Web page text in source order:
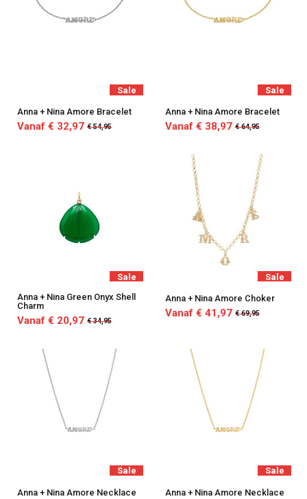
Sale
Anna + Nina Amore Bracelet
Vanaf € 32,97 € 54,95
Sale
Anna + Nina Amore Bracelet
Vanaf € 38,97 € 64,95
Sale
Anna + Nina Green Onyx Shell
Charm
Vanaf € 20,97 € 34,95
Sale
Anna + Nina Amore Choker
Vanaf € 41,97 € 69,95
Sale
Anna + Nina Amore Necklace
Sale
Anna + Nina Amore Necklace